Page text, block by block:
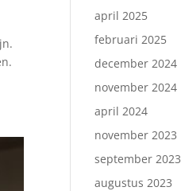
april 2025
februari 2025
december 2024
november 2024
april 2024
november 2023
september 2023
augustus 2023